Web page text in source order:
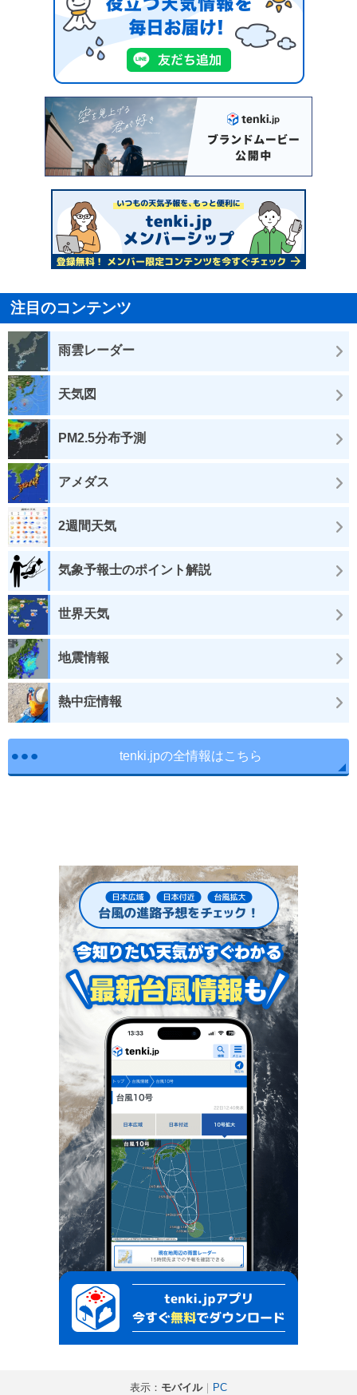
注目のコンテンツ
雨雲レーダー
天気図
PM2.5分布予測
アメダス
2週間天気
気象予報士のポイント解説
世界天気
地震情報
熱中症情報
tenki.jpの全情報はこちら
表示： モバイル｜ PC